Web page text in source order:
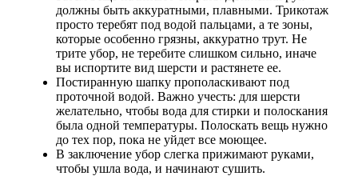
должны быть аккуратными, плавными. Трикотаж
просто теребят под водой пальцами, а те зоны,
которые особенно грязны, аккуратно трут. Не
трите убор, не теребите слишком сильно, иначе
вы испортите вид шерсти и растянете ее.
Постиранную шапку прополаскивают под
проточной водой. Важно учесть: для шерсти
желательно, чтобы вода для стирки и полоскания
была одной температуры. Полоскать вещь нужно
до тех пор, пока не уйдет все моющее.
В заключение убор слегка прижимают руками,
чтобы ушла вода, и начинают сушить.